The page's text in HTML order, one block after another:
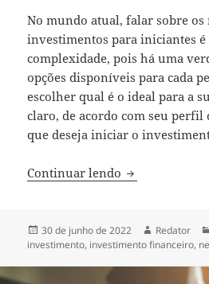
No mundo atual, falar sobre os
investimentos para iniciantes é
complexidade, pois há uma
opções disponíveis para cada
escolher qual é o ideal para a
claro, de acordo com seu perfil
que deseja iniciar o
Continuar lendo 5 melhores
Publicado
em
30 de junho de 2022 Autor
Redator
investimento, investimento financeiro,